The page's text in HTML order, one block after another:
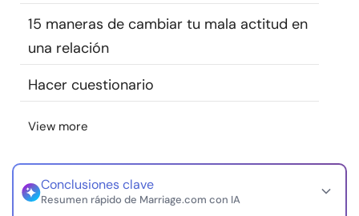
Idioma
Sobre nosotros Contáctanos Escríbenos
Publicidad con
nosotros
15 maneras de cambiar tu mala actitud en
una relación
Hacer cuestionario
View more
Conclusiones clave
Resumen rápido de Marriage.com con IA